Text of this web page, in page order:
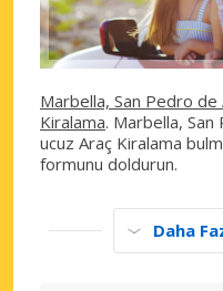
Marbella, San Pedro
Kiralama. Marbella,
ucuz Araç Kiralama
formunu doldurun.
Daha